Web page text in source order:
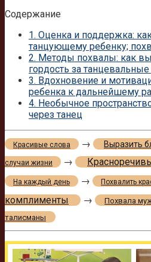
Содержание
1. Оценка и поддержка:
танцующему ребенку;
2. Методы похвалы: как
гордость за танцевальные
3. Вдохновение и
ребенка к дальнейшему
4. Необычное
через танец
Красивые слова → Выразить
случаи жизни →
На каждый день → Похвалить
комплименты
→ Похвала
талисманы